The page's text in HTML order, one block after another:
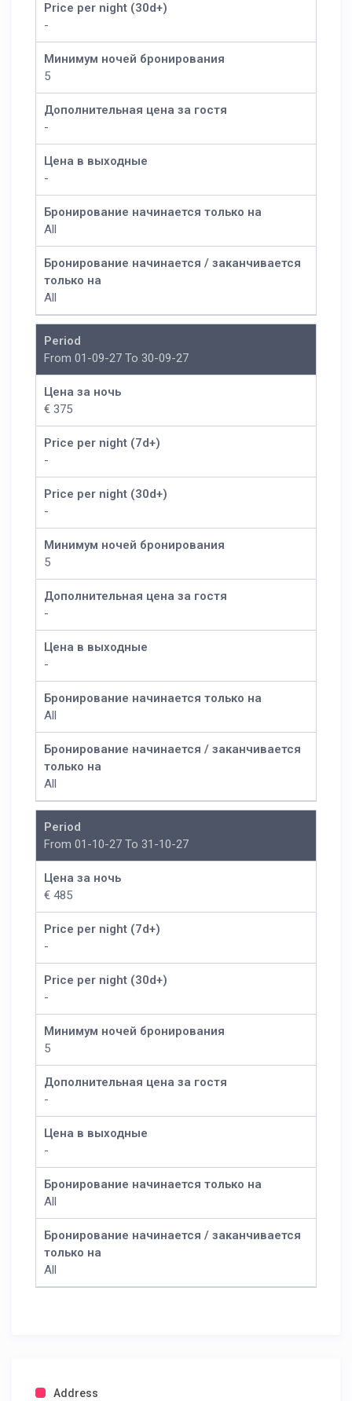
Price per night (30d+)
-
Минимум ночей бронирования
5
Дополнительная цена за гостя
-
Цена в выходные
-
Бронирование начинается только на
All
Бронирование начинается / заканчивается
только на
All
Period
From 01-09-27 To 30-09-27
Цена за ночь
€ 375
Price per night (7d+)
-
Price per night (30d+)
-
Минимум ночей бронирования
5
Дополнительная цена за гостя
-
Цена в выходные
-
Бронирование начинается только на
All
Бронирование начинается / заканчивается
только на
All
Period
From 01-10-27 To 31-10-27
Цена за ночь
€ 485
Price per night (7d+)
-
Price per night (30d+)
-
Минимум ночей бронирования
5
Дополнительная цена за гостя
-
Цена в выходные
-
Бронирование начинается только на
All
Бронирование начинается / заканчивается
только на
All
Address